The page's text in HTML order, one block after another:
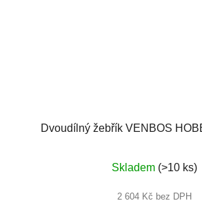
Dvoudílný žebřík VENBOS
hodnocení
produktu
Skladem (>10 ks)
2 604 Kč bez DPH